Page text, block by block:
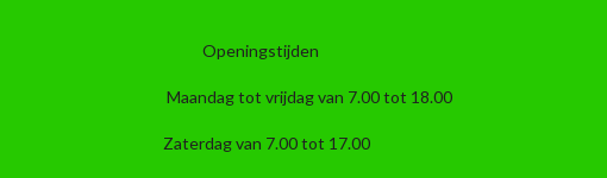
Openingstijden
Maandag tot vrijdag van 7.00 tot 18.00
Zaterdag van 7.00 tot 17.00